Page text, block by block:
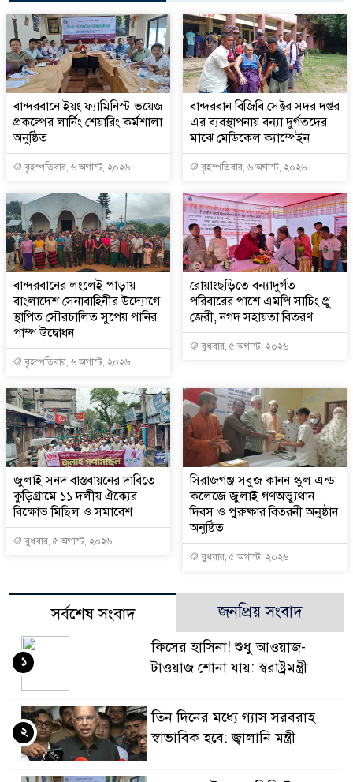
বান্দরবানে ইয়ং ফ্যামিনিস্ট ভয়েজ
প্রকল্পের লার্নিং শেয়ারিং কর্মশালা
অনুষ্ঠিত
বৃহস্পতিবার, ৬ অগাস্ট, ২০২৬
বান্দরবান বিজিবি সেক্টর সদর দপ্তর
এর ব্যবস্থাপনায় বন্যা দুর্গতদের
মাঝে মেডিকেল ক্যাম্পেইন
বৃহস্পতিবার, ৬ অগাস্ট, ২০২৬
বান্দরবানের লংলেই পাড়ায়
বাংলাদেশ সেনাবাহিনীর উদ্যোগে
স্থাপিত সৌরচালিত সুপেয় পানির
পাম্প উদ্বোধন
বৃহস্পতিবার, ৬ অগাস্ট, ২০২৬
রোয়াংছড়িতে বন্যাদুর্গত
পরিবারের পাশে এমপি সাচিং প্রু
জেরী, নগদ সহায়তা বিতরণ
বুধবার, ৫ অগাস্ট, ২০২৬
জুলাই সনদ বাস্তবায়নের দাবিতে
কুড়িগ্রামে ১১ দলীয় ঐক্যের
বিক্ষোভ মিছিল ও সমাবেশ
বুধবার, ৫ অগাস্ট, ২০২৬
সিরাজগঞ্জ সবুজ কানন স্কুল এন্ড
কলেজে জুলাই গণঅভ্যুথান
দিবস ও পুরুষ্কার বিতরনী অনুষ্ঠান
অনুষ্ঠিত
বুধবার, ৫ অগাস্ট, ২০২৬
সর্বশেষ সংবাদ জনপ্রিয় সংবাদ
কিসের হাসিনা! শুধু আওয়াজ-
টাওয়াজ শোনা যায়: স্বরাষ্ট্রমন্ত্রী
১
তিন দিনের মধ্যে গ্যাস সরবরাহ
স্বাভাবিক হবে: জ্বালানি মন্ত্রী
২